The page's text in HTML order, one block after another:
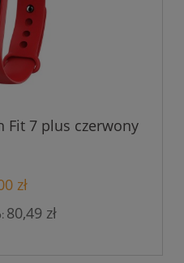
Fit 7 plus czerwony
zł
80,49 zł